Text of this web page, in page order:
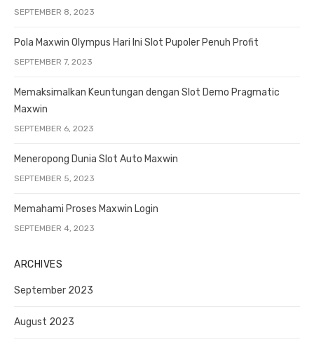
SEPTEMBER 8, 2023
Pola Maxwin Olympus Hari Ini Slot Pupoler Penuh Profit
SEPTEMBER 7, 2023
Memaksimalkan Keuntungan dengan Slot Demo Pragmatic
Maxwin
SEPTEMBER 6, 2023
Meneropong Dunia Slot Auto Maxwin
SEPTEMBER 5, 2023
Memahami Proses Maxwin Login
SEPTEMBER 4, 2023
ARCHIVES
September 2023
August 2023